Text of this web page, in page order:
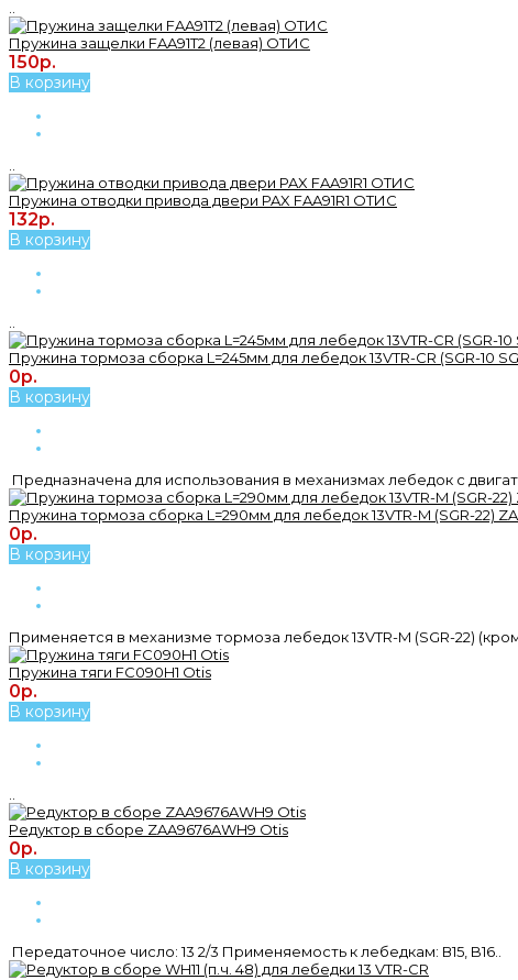
Пружина защелки FAA91T2 (левая) ОТИС
150р.
В корзину
Пружина отводки привода двери PAX FAA91R1 ОТИС
132р.
В корзину
Пружина тормоза сборка L=245мм для лебедок 13VTR-CR (SGR-10
0р.
В корзину
Предназначена для использования в механизмах лебедок с
Пружина тормоза сборка L=290мм для лебедок 13VTR-M (SGR-22)
0р.
В корзину
Применяется в механизме тормоза лебедок 13VTR-M (SGR-22)
Пружина тяги FC090H1 Otis
0р.
В корзину
Редуктор в сборе ZAA9676AWH9 Otis
0р.
В корзину
Передаточное число: 13 2/3 Применяемость к лебедкам: В15, B16..